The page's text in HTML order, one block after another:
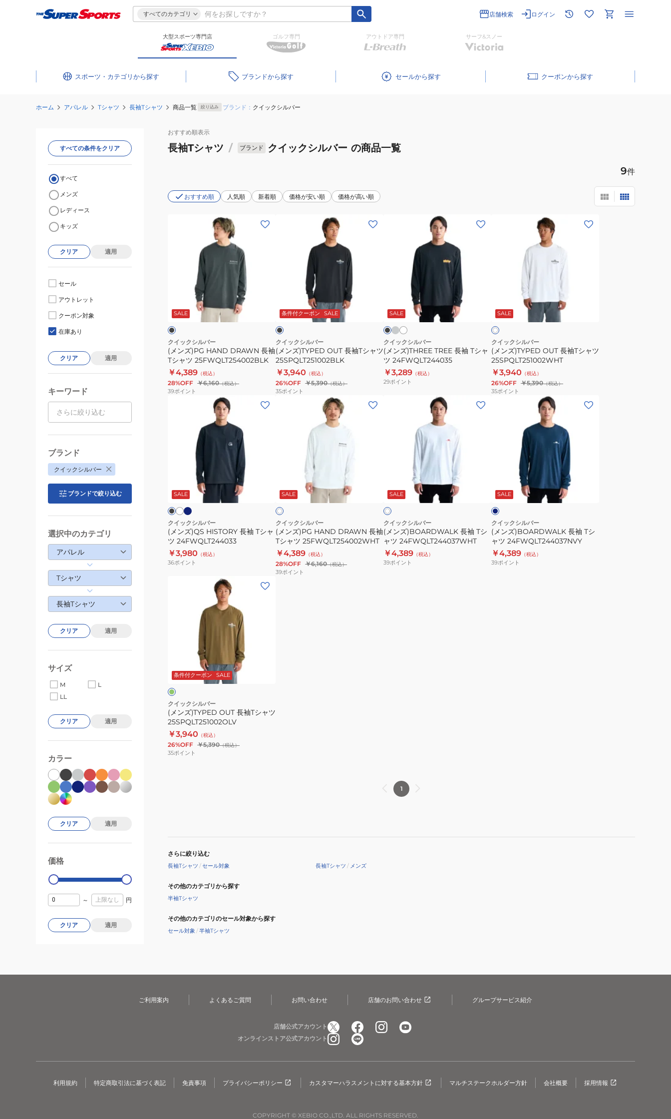
すべてのカテゴリ 店舗検索 ログイン
大型スポーツ専門店 ゴルフ専門 アウトドア専門 サーフ&スノー
スポーツ・カテゴリ ブランド セール クーポン
ホーム アパレル Tシャツ 長袖Tシャツ 商品一覧 絞り込み ブランド： クイックシルバー
おすすめ順表示
長袖Tシャツ / ブランド クイックシルバー の商品一覧
9件
おすすめ順 人気順 新着順 価格が安い順 価格が高い順
シ
ャ
ツ
25FWQLT254002BLK
SALE
クイックシルバー
(メンズ)PG HAND DRAWN 長袖
Tシャツ 25FWQLT254002BLK
￥4,389 （税込）
28%OFF ￥6,160（税込）
39ポイント
ャ
ツ
25SPQLT251002BLK
条件付クーポン SALE
ブ
ラ
ッ
ク
クイックシルバー
(メンズ)TYPED OUT 長袖Tシャツ
25SPQLT251002BLK
￥3,940 （税込）
26%OFF ￥5,390（税込）
35ポイント
ャ
ツ
24FWQLT244035
SALE
ブ
ラ
ッ
ク
レ
ーイ
ト
クイックシルバー
(メンズ)THREE TREE 長袖 Tシャ
ツ 24FWQLT244035
￥3,289 （税込）
29ポイント
ャ
ツ
25SPQLT251002WHT
SALE
ホ
ワ
イ
ト
クイックシルバー
(メンズ)TYPED OUT 長袖Tシャツ
25SPQLT251002WHT
￥3,940 （税込）
26%OFF ￥5,390（税込）
35ポイント
HISTORY
ャ
ツ
24FWQLT244033
SALE
ラ
ッ
ク
ワ
イ
トー
クイックシルバー
(メンズ)QS HISTORY 長袖 Tシャ
ツ 24FWQLT244033
￥3,980 （税込）
36ポイント
シ
ャ
ツ
25FWQLT254002WHT
SALE
ホ
ワ
イ
ト
クイックシルバー
(メンズ)PG HAND DRAWN 長袖
Tシャツ 25FWQLT254002WHT
￥4,389 （税込）
28%OFF ￥6,160（税込）
39ポイント
ズ)BOARDWALK
ツ
24FWQLT244037WHT
SALE
ホ
ワ
イ
ト
クイックシルバー
(メンズ)BOARDWALK 長袖 Tシ
ャツ 24FWQLT244037WHT
￥4,389 （税込）
39ポイント
ズ)BOARDWALK
ツ
24FWQLT244037NVY
SALE
ネ
イ
ビ
ー
クイックシルバー
(メンズ)BOARDWALK 長袖 Tシ
ャツ 24FWQLT244037NVY
￥4,389 （税込）
39ポイント
ャ
ツ
25SPQLT251002OLV
条件付クーポン SALE
クイックシルバー
(メンズ)TYPED OUT 長袖Tシャツ
25SPQLT251002OLV
￥3,940 （税込）
26%OFF ￥5,390（税込）
35ポイント
1
さらに絞り込む
長袖Tシャツ /セール対象 長袖Tシャツ / メンズ
その他のカテゴリから探す
半袖Tシャツ
その他のカテゴリのセール対象から探す
セール対象 /半袖Tシャツ
すべての条件をクリア
すべて
メンズ
レディース
キッズ
クリア 適用
セール
アウトレット
クーポン対象
在庫あり
クリア 適用
キーワード
ブランド
クイックシルバー
ブランドで絞り込む
選択中のカテゴリ
アパレル
Tシャツ
長袖Tシャツ
クリア 適用
サイズ
M
L
LL
クリア 適用
カラー
クリア 適用
価格
0
～ 円
クリア 適用
ご利用案内 よくあるご質問 お問い合わせ 店舗のお問い合わせ グループサービス紹介
店舗公式アカウント
オンラインストア公式アカウント
利用規約 特定商取引法に基づく表記 免責事項 プライバシーポリシー カスタマーハラスメントに対する基本方針 マルチステークホルダー方針 会社概要 採用情報
COPYRIGHT © XEBIO CO.,LTD. ALL RIGHTS RESERVED.